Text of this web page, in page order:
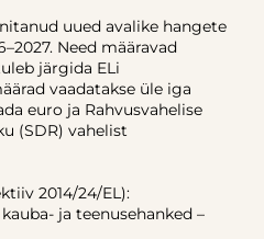
uued avalike hangete
Need määravad
järgida ELi
vaadatakse üle iga
euro ja Rahvusvahelise
(SDR) vahelist
2014/24/EL):
ja teenusehanked –